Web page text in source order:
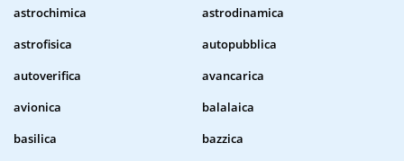
astrochimica
astrodinamica
astrofisica
autopubblica
autoverifica
avancarica
avionica
balalaica
basilica
bazzica